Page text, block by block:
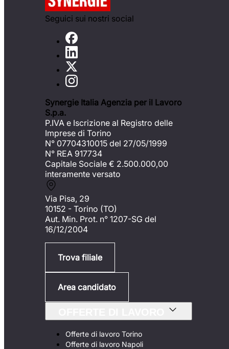
Seguici sui nostri social
Synergie Italia Agenzia per il Lavoro
S.p.a.
P.IVA e Iscrizione al Registro delle
Imprese di Torino
N° 07704310015 del 27/05/1999
N° REA 917734
Capitale Sociale € 2.500.000,00
interamente versato
Via Pisa, 29
10152 - Torino (TO)
Aut. Min. Prot. n° 1207-SG del
16/12/2004
Trova filiale
Area candidato
Offerte di lavoro Torino
Offerte di lavoro Napoli